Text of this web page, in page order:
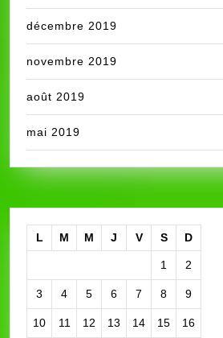
décembre 2019
novembre 2019
août 2019
mai 2019
L M M J V S D
1 2
3 4 5 6 7 8 9
10 11 12 13 14 15 16